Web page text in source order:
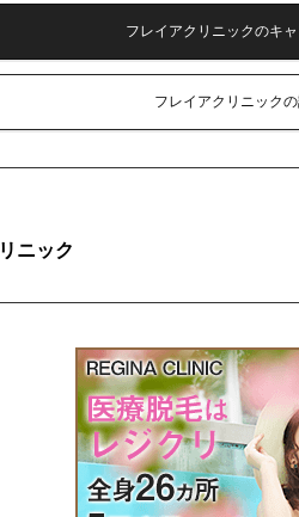
フレイアクリニックのキ
フレイアクリニック
ニック